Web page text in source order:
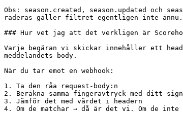
Obs: season.created, season.updated och
raderas gäller filtret egentligen inte ännu.
### Hur vet jag att det verkligen är
Varje begäran vi skickar innehåller ett
meddelandets body.
När du tar emot en webhook:
1. Ta den råa request-body:n
2. Beräkna samma fingeravtryck med ditt
3. Jämför det med värdet i headern
4. Om de matchar → då är det vi. Om de